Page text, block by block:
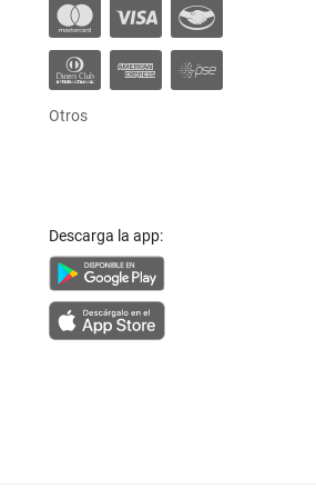
Otros
Descarga la app: